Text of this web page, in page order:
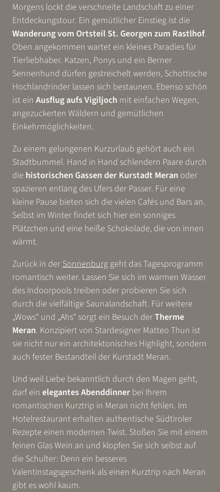
Morgens lockt die verschneite Landschaft zu einer
Entdeckungstour. Ein gemütlicher Einstieg ist die
Wanderung vom Ortsteil St. Georgen zum Rastlhof.
Oben angekommen wartet ein kleines Paradies für
Tierliebhaber. Katzen, Ponys und ein Berner
Sennenhund dürfen gestreichelt werden, Schottische
Hochlandrinder lassen sich bestaunen. Ebenso schön
ist ein Ausflug aufs Vigiljoch mit einfachen Wegen,
angezuckerten Wäldern und gemütlichen
Einkehrmöglichkeiten.
Zu einem gelungenen Kurzurlaub gehört auch ein
Stadtbummel. Hand in Hand schlendern Paare durch
die historischen Gassen der Kurstadt Meran oder
spazieren entlang des Ufers der Passer. Für eine
kleine Pause bieten sich die vielen Cafés und Bars an.
Selbst im Winter findet sich hier ein sonniges
Plätzchen und eine heiße Schokolade, die von innen
wärmt.
Zurück in der Sonnenburg geht das Tagesprogramm
romantisch weiter. Lassen Sie sich im warmen Wasser
des Indoorpools treiben oder probieren Sie sich
durch die vielfältige Saunalandschaft. Für weitere
„Wows“ und „Ahs“ sorgt ein Besuch derTherme
Meran. Konzipiert von Stardesigner Matteo Thun ist
sie nicht nur ein architektonisches Highlight, sondern
auch fester Bestandteil der Kurstadt Meran.
Und weil Liebe bekanntlich durch den Magen geht,
darf ein elegantes Abenddinner bei Ihrem
romantischen Kurztrip in Meran nicht fehlen. Im
Hotelrestaurant erhalten authentische Südtiroler
Rezepte einen modernen Twist. Stoßen Sie mit einem
feinen Glas Wein an und klopfen Sie sich selbst auf
die Schulter: Denn ein besseres
Valentinstagsgeschenk als einen Kurztrip nach Meran
gibt es wohl kaum.
WONACH SUCHEN SIE?
Häufige Suchanfragen
Test-Suchanfrage 2 Test-Suchanfrage 1